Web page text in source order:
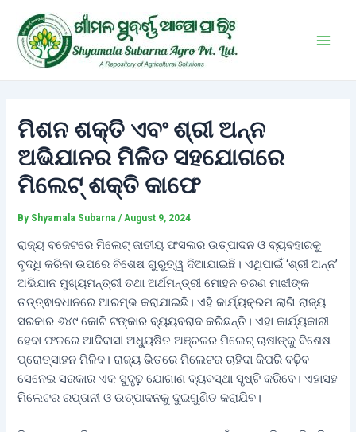
content
ମିଶନ ଶକ୍ତି ଏବଂ ଶ୍ରୀ ଅନ୍ନ
ଅଭିଯାନର ମିଳିତ ସହଯୋଗରେ
ମିଲେଟ୍ ଶକ୍ତି କାଫେ
By Shyamala Subarna/August 9, 2024
ରାଜ୍ୟ ବଜେଟରେ ମିଲେଟ୍ ଜାତୀୟ ଫସଲର ଉତ୍ପାଦନ ଓ ବ୍ୟବହାରକୁ
ବୃଦ୍ଧି କରିବା ଉପରେ ବିଶେଷ ଗୁରୁତ୍ୱ ଦିଆଯାଇଛି। ଏଥିପାଇଁ ‘ଶ୍ରୀ ଅନ୍ନ’
ଅଭିଯାନ ମୁଖ୍ୟମନ୍ତ୍ରୀ ତଥା ଅର୍ଥମନ୍ତ୍ରୀ ମୋହନ ଚରଣ ମାଝୀଙ୍କ
ତତ୍ତ୍ଵାବଧାନରେ ଆରମ୍ଭ କରାଯାଇଛି। ଏହି କାର୍ଯ୍ୟକ୍ରମ ଲାଗି ରାଜ୍ୟ
ସରକାର ୬୪୯ କୋଟି ଟଙ୍କାର ବ୍ୟୟବରାଦ କରିଛନ୍ତି। ଏହା କାର୍ଯ୍ୟକାରୀ
ହେବା ଫଳରେ ଆଦିବାସୀ ଅଧ୍ୟୁଷିତ ଅଞ୍ଚଳର ମିଲେଟ୍ ଚାଷୀଙ୍କୁ ବିଶେଷ
ପ୍ରୋତ୍ସାହନ ମିଳିବ। ରାଜ୍ୟ ଭିତରେ ମିଲେଟର ଚାହିଦା କିପରି ବଢ଼ିବ
ସେନେଇ ସରକାର ଏକ ସୁଦୃଢ଼ ଯୋଗାଣ ବ୍ୟବସ୍ଥା ସୃଷ୍ଟି କରିବେ। ଏହାସହ
ମିଲେଟର ରପ୍ତାନୀ ଓ ଉତ୍ପାଦନକୁ ଦୁଇଗୁଣିତ କରାଯିବ।
navigation